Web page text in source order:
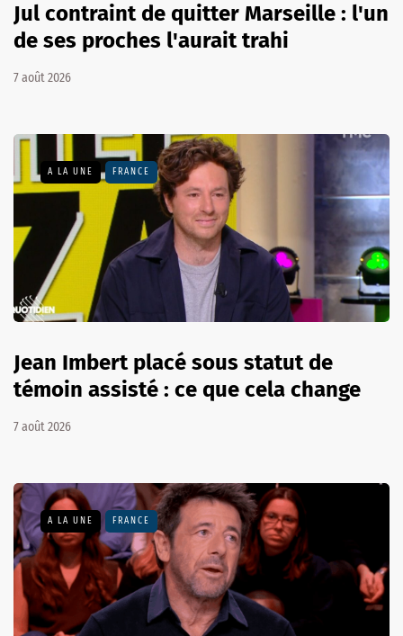
Jul contraint de quitter Marseille : l'un
de ses proches l'aurait trahi
7 août 2026
A LA UNE FRANCE
Jean Imbert placé sous statut de
témoin assisté : ce que cela change
7 août 2026
A LA UNE FRANCE